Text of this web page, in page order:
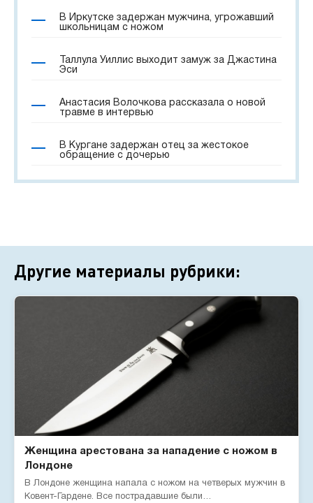
В Иркутске задержан мужчина, угрожавший
школьницам с ножом
Таллула Уиллис выходит замуж за Джастина
Эси
Анастасия Волочкова рассказала о новой
травме в интервью
В Кургане задержан отец за жестокое
обращение с дочерью
Другие материалы рубрики:
Женщина арестована за нападение с ножом в
Лондоне
В Лондоне женщина напала с ножом на четверых мужчин в
Ковент-Гардене. Все пострадавшие были